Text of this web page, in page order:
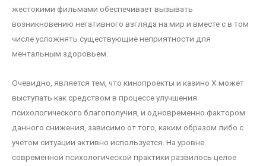
жестокими фильмами обеспечивает вызывать
возникновению негативного взгляда на мир и вместе с в том
числе усложнять существующие неприятности для
ментальным здоровьем.
Очевидно, является тем, что кинопроекты и казино Х может
выступать как средством в процессе улучшения
психологического благополучия, и одновременно фактором
данного снижения, зависимо от того, каким образом либо с
учетом ситуации активно используется. На уровне
современной психологической практики развилось целое